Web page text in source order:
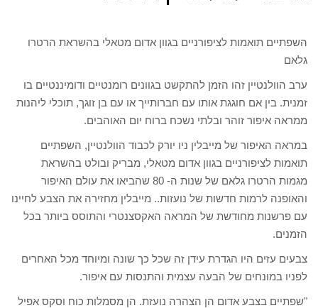
השפתיים תואמות לציפורניים בגוון אדום מטאלי בהשראת הרטרו
גלאם
ערב הוולנטיין זהו הזמן להתקשט בגוונים רומנטיים ודומיננטיים בו
זמנית. בין אם חוגגת אותו עם חברותייך או עם בן זוגך, תוכלי ליהנות
ממראה איפור זוהר ובלתי נשכח ברוח יום האוהבים.
במראה האיפור של מייבלין ניו יורק לכבוד הוולנטיין, השפתיים
תואמות לציפורניים בגוון אדום מטאלי, מבריק ובולט בהשראת
מגמות הרטרו גלאם של שנות ה- 80 שהביאו את עולם האיפור
והאופנה לרמות חדשות של נועזות.. מייבלין מחזירה את הצבע לחיינו
עם פרשנות מחודשת של המראה האקסצנטרי והתוסס ביותר בכל
הזמנים.
צבעים עזים היו הגדרת עידן זה שכל כך שונה ומיוחד מכל האחרים
לפניו במונחים של הבעה עצמית והתנסות עם איפור.
"שפתיים בצבע אדום הן הצהרה נועזת. הן מסמלות כוח וסקס אפיל